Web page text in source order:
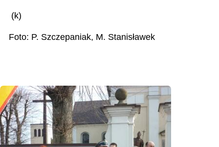
(k)
Foto: P. Szczepaniak, M. Stanisławek